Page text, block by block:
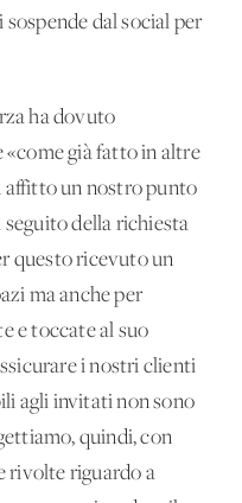
dal social per
ha dovuto
già fatto in altre
affitto un nostro punto
della richiesta
questo ricevuto un
ma anche per
e toccate al suo
i nostri clienti
agli invitati non sono
quindi, con
rivolte riguardo a